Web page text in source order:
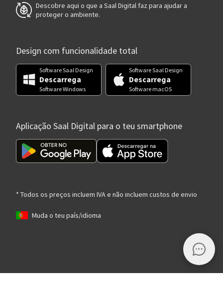
Descobre aqui o que a Saal Digital faz para ajudar a
proteger o ambiente.
Design com funcionalidade total
Software Saal Design
Descarrega
Software Windows
Software Saal Design
Descarrega
Software macOS
Aplicação Saal Digital para o teu smartphone
* Todos os preços incluem IVA e não incluem custos de envio
Muda o teu país/idioma